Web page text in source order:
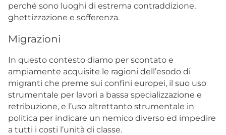
perché sono luoghi di estrema contraddizione,
ghettizzazione e sofferenza.
Migrazioni
In questo contesto diamo per scontato e
ampiamente acquisite le ragioni dell’esodo di
migranti che preme sui confini europei, il suo uso
strumentale per lavori a bassa specializzazione e
retribuzione, e l’uso altrettanto strumentale in
politica per indicare un nemico diverso ed impedire
a tutti i costi l’unità di classe.